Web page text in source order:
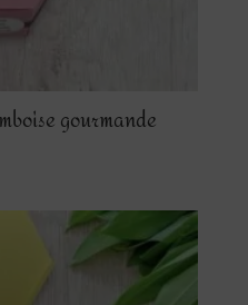
gourmande